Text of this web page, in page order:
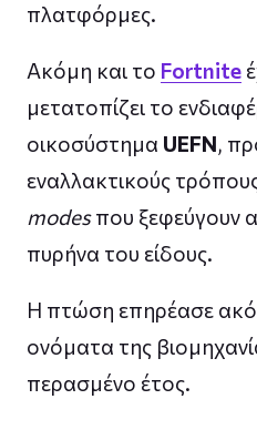
πλατφόρμες.
Ακόμη και το Fortnite
μετατοπίζει το
οικοσύστημα UEFN,
εναλλακτικούς
modesπου ξεφεύγουν
πυρήνα του είδους.
Η πτώση επηρέασε
ονόματα της
περασμένο έτος.